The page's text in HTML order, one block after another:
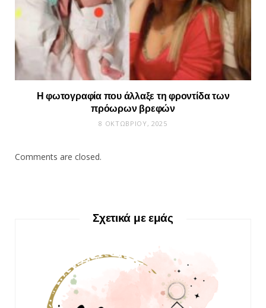
Η φωτογραφία που άλλαξε τη φροντίδα των
πρόωρων βρεφών
8 ΟΚΤΩΒΡΊΟΥ, 2025
Comments are closed.
Σχετικά με εμάς